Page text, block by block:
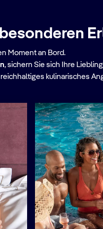
Moment an Bord.
, sichern Sie sich Ihre
kulinarisches